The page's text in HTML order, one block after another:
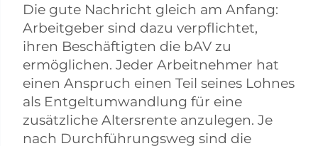
Die gute Nachricht gleich am Anfang:
Arbeitgeber sind dazu verpflichtet,
ihren Beschäftigten die bAV zu
ermöglichen. Jeder Arbeitnehmer hat
einen Anspruch einen Teil seines Lohnes
als Entgeltumwandlung für eine
zusätzliche Altersrente anzulegen. Je
nach Durchführungsweg sind die